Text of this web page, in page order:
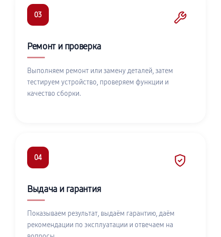
03
Ремонт и проверка
Выполняем ремонт или замену деталей, затем
тестируем устройство, проверяем функции и
качество сборки.
04
Выдача и гарантия
Показываем результат, выдаём гарантию, даём
рекомендации по эксплуатации и отвечаем на